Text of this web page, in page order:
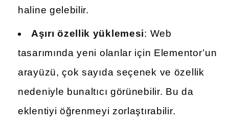
haline gelebilir.
Aşırı özellik yüklemesi: Web
tasarımında yeni olanlar için Elementor’un
arayüzü, çok sayıda seçenek ve özellik
nedeniyle bunaltıcı görünebilir. Bu da
eklentiyi öğrenmeyi zorlaştırabilir.